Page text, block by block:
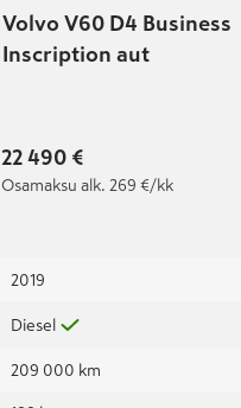
Volvo V60 D4 Business
Inscription aut
22 490 €
Osamaksu alk. 269 €/kk
2019
Diesel
209 000 km